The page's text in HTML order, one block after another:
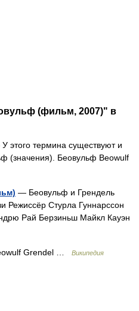
(фильм, 2007)" в
этого термина существуют и
(значения). Беовульф Beowulf
— Беовульф и Грендель
Режиссёр Стурла Гуннарссон
Рай Берзиньш Майкл Кауэн
Grendel … Википедия